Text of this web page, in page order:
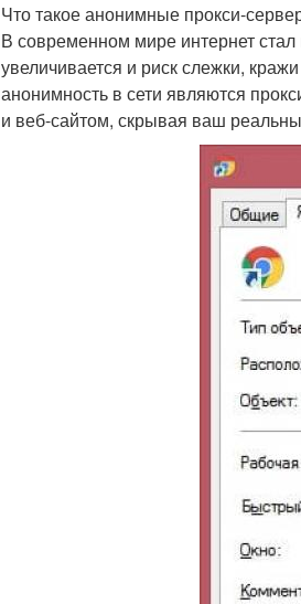
Что такое анонимные прокси-
В современном мире интернет
увеличивается и риск слежки,
анонимность в сети являются
и веб-сайтом, скрывая ваш